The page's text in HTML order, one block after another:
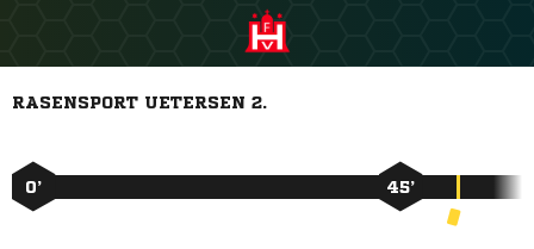
RASENSPORT UETERSEN 2.
0’ 45’